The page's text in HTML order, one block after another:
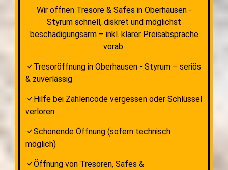
Wir öffnen Tresore & Safes in Oberhausen -
Styrum schnell, diskret und möglichst
beschädigungsarm – inkl. klarer Preisabsprache
vorab.
Tresoröffnung in Oberhausen - Styrum – seriös
& zuverlässig
Hilfe bei Zahlencode vergessen oder Schlüssel
verloren
Schonende Öffnung (sofern technisch
möglich)
Öffnung von Tresoren, Safes &